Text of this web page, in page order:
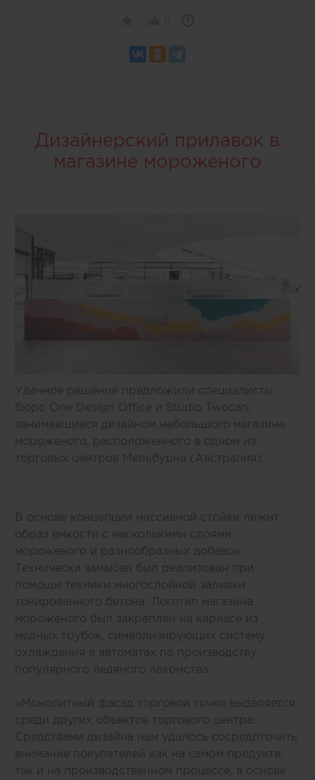
Дизайнерский прилавок в
магазине мороженого
Удачное решение предложили специалисты
бюро One Design Office и Studio Twocan,
занимавшиеся дизайном небольшого магазина
мороженого, расположенного в одном из
торговых центров Мельбурна (Австралия).
В основе концепции массивной стойки лежит
образ емкости с несколькими слоями
мороженого и разнообразных добавок.
Технически замысел был реализован при
помощи техники многослойной заливки
тонированного бетона. Логотип магазина
мороженого был закреплен на каркасе из
медных трубок, символизирующих систему
охлаждения в автоматах по производству
популярного ледяного лакомства.
«Монолитный фасад торговой точки выделяется
среди других объектов торгового центра.
Средствами дизайна нам удалось сосредоточить
внимание покупателей как на самом продукте,
так и на производственном процессе, в основе